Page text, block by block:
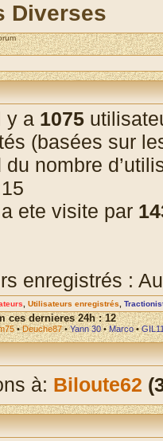
Diverses
y a 1075
(basées sur
du nombre
ete visite par
enregistrés :
Utilisateurs enregistrés
ces dernieres 24h : 12
•Deuche87•Yann 30•Marco•
à: Biloute62